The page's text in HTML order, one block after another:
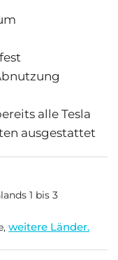
alle Tesla
ausgestattet
1 bis 3
weitere Länder.